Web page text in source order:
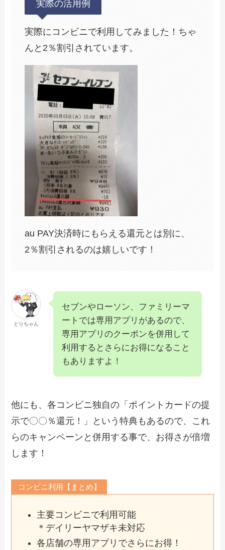
実際の活用例
実際にコンビニで利用してみました！ちゃ
んと2％割引されています。
au PAY決済時にもらえる還元とは別に、
2％割引されるのは嬉しいです！
とりちゃん
セブンやローソン、ファミリーマ
ートでは専用アプリがあるので、
専用アプリのクーポンを併用して
利用するとさらにお得になること
もありますよ！
他にも、各コンビニ独自の「ポイントカードの提
示で〇〇％還元！」という特典もあるので、これ
らのキャンペーンと併用する事で、お得さが倍増
します！
コンビニ利用【まとめ】
主要コンビニで利用可能
＊デイリーヤマザキ未対応
各店舗の専用アプリでさらにお得！